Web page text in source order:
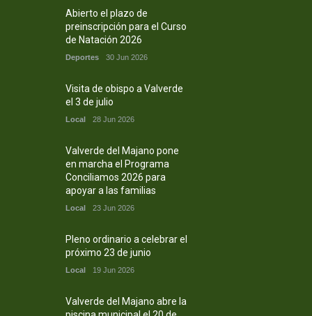
Abierto el plazo de
preinscripción para el Curso
de Natación 2026
Deportes 30 Jun 2026
Visita de obispo a Valverde
el 3 de julio
Local 28 Jun 2026
Valverde del Majano pone
en marcha el Programa
Conciliamos 2026 para
apoyar a las familias
Local 23 Jun 2026
Pleno ordinario a celebrar el
próximo 23 de junio
Local 19 Jun 2026
Valverde del Majano abre la